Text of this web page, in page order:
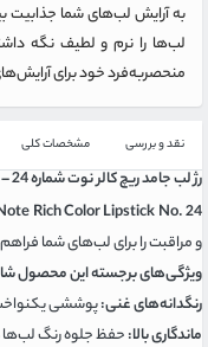
به آرایش لب‌های شما جذابیت
منحصربه‌فرد خود برای
نقد و بررسی مشخصات کلی
رژ لب جامد ریچ کالر نوت شماره 24 – انتخابی ایده‌آل برای لب‌هایی برجسته و جذاب
Rich Color Lipstick No. 24
و مراقبت را برای لب‌های شما
ویژگی‌های برجسته این محصول
رنگدانه‌های غنی:پوششی
ماندگاری بالا:حفظ جلوه رنگ لب‌ها